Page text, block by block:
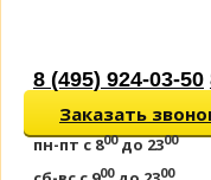
8 (495) 924-03-50
Заказать
пн-пт с 800до 2300
00 00